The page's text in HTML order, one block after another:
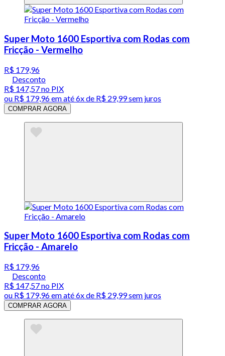
Super Moto 1600 Esportiva com Rodas com
Fricção - Vermelho
R$ 179,96
Desconto
R$ 147,57no PIX
ou R$ 179,96em até6x de R$ 29,99 sem juros
COMPRAR AGORA
Super Moto 1600 Esportiva com Rodas com
Fricção - Amarelo
R$ 179,96
Desconto
R$ 147,57no PIX
ou R$ 179,96em até6x de R$ 29,99 sem juros
COMPRAR AGORA